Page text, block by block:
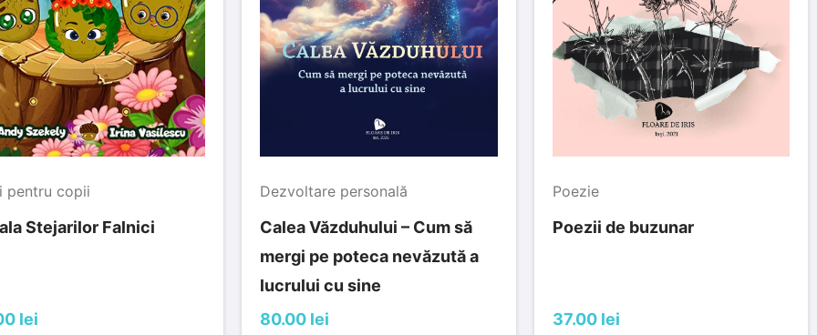
pentru copii
Stejarilor Falnici
lei
Dezvoltare personală
Calea Văzduhului – Cum să
mergi pe poteca nevăzută a
lucrului cu sine
80.00 lei
Poezie
Poezii de buzunar
37.00 lei